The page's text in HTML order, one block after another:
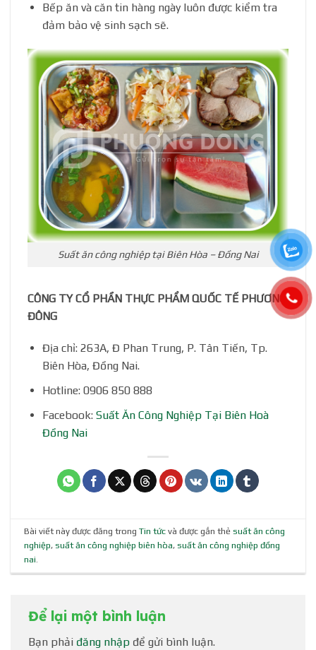
Bếp ăn và căn tin hàng ngày luôn được kiểm tra
đảm bảo vệ sinh sạch sẽ.
Suất ăn công nghiệp tại Biên Hòa – Đồng Nai
CÔNG TY CỔ PHẦN THỰC PHẨM QUỐC TẾ PHƯƠNG
ĐÔNG
Địa chỉ: 263A, Đ Phan Trung, P. Tân Tiến, Tp.
Biên Hòa, Đồng Nai.
Hotline: 0906 850 888
Facebook: Suất Ăn Công Nghiệp Tại Biên Hoà
Đồng Nai
Bài viết này được đăng trongTin tức và được gắn thẻsuất ăn công
nghiệp,suất ăn công nghiệp biên hòa,suất ăn công nghiệp đồng
nai
Để lại một bình luận
Bạn phải đăng nhập để gửi bình luận.